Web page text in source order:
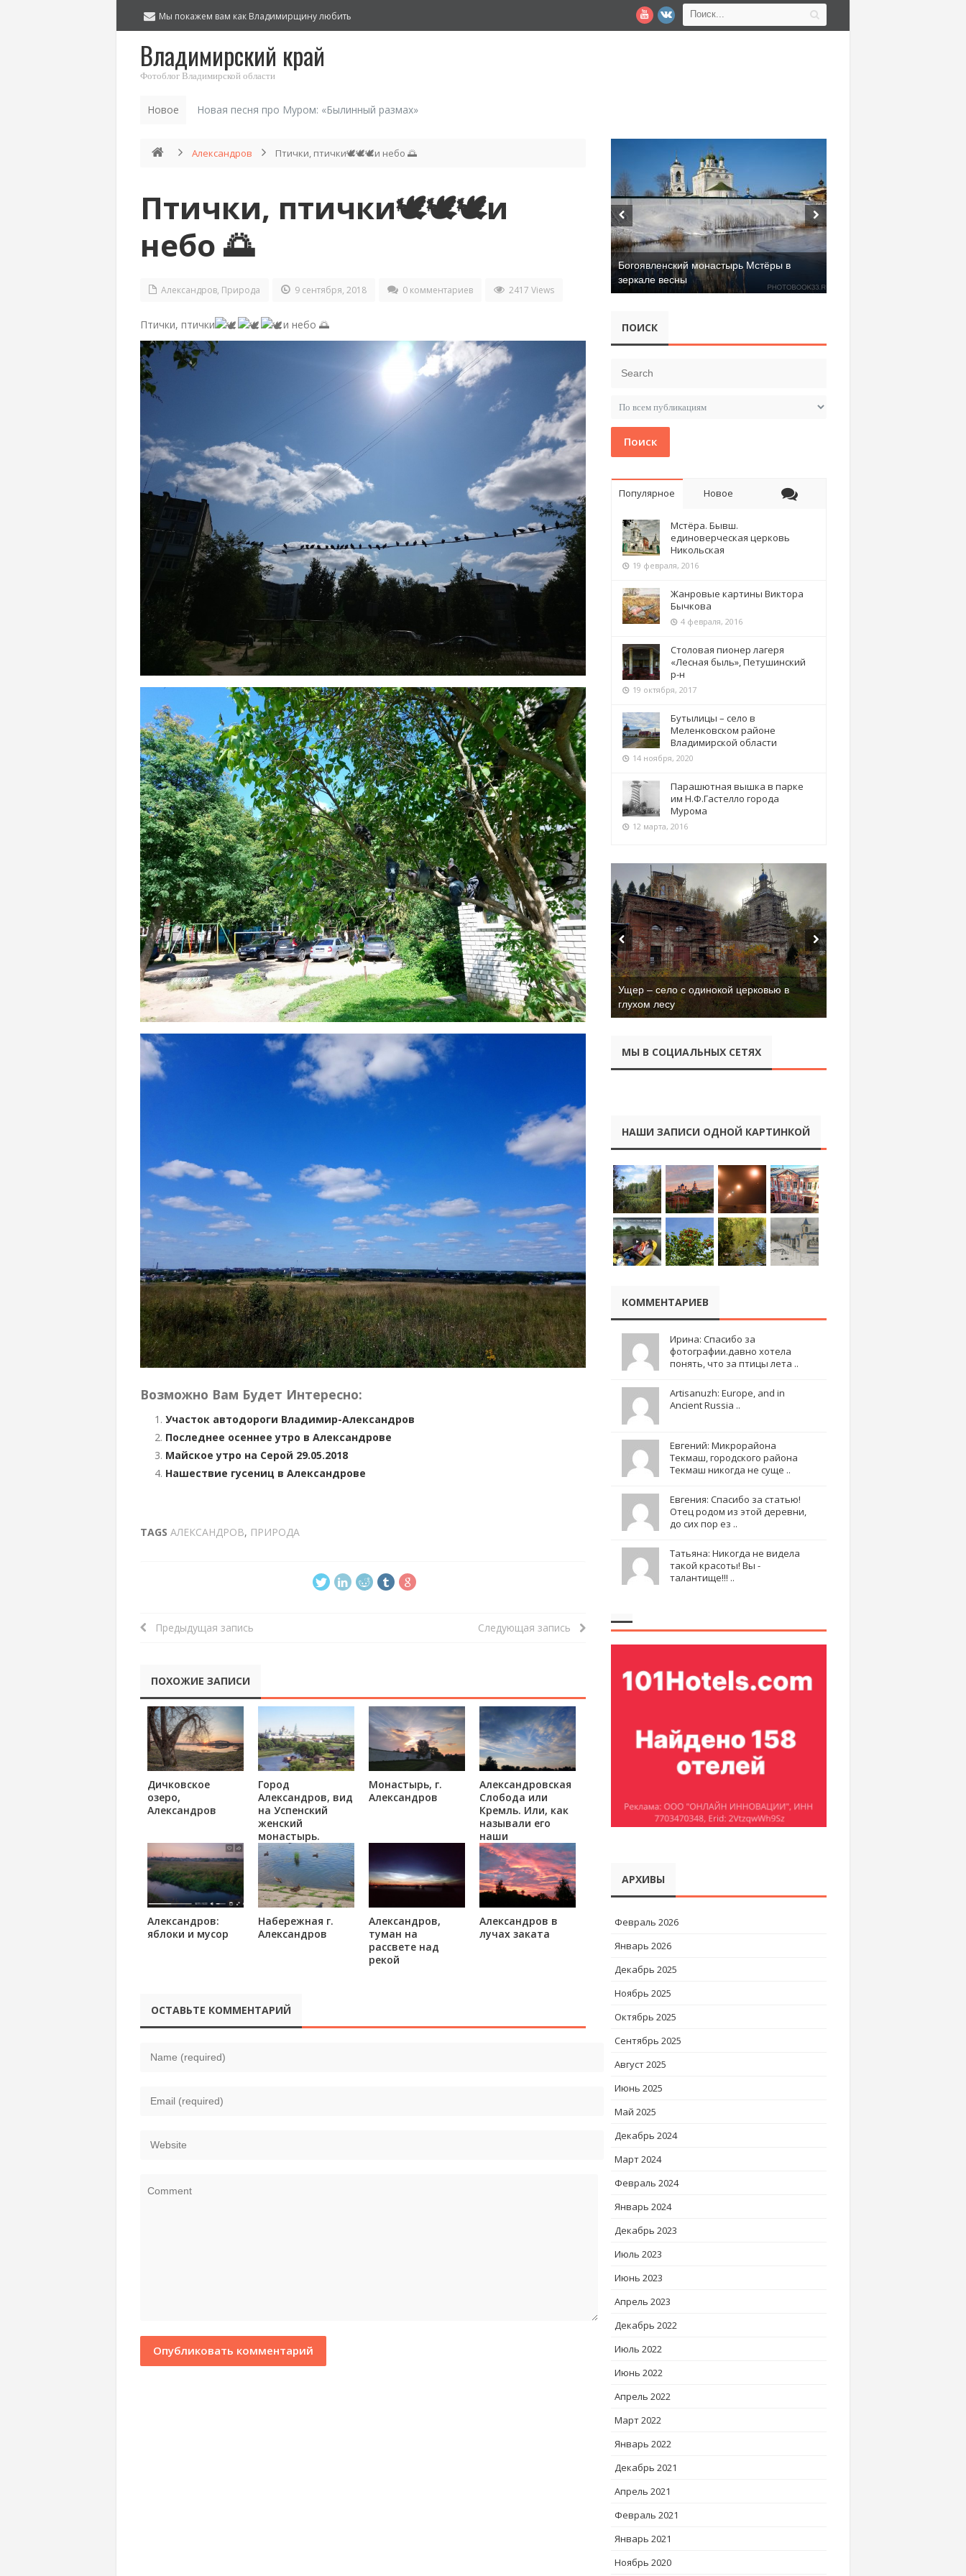
Мы покажем вам как Владимирщину любить
Владимирский край
Фотоблог Владимирской области
Новое Новая песня про Муром: «Былинный размах»
Александров Птички, птички🕊🕊🕊и небо 🌅
Птички, птички🕊🕊🕊и
небо 🌅
Александров, Природа 9 сентября, 2018 0 комментариев 2417 Views
Птички, птички и небо 🌅
Возможно Вам Будет Интересно:
Участок автодороги Владимир-Александров
Последнее осеннее утро в Александрове
Майское утро на Серой 29.05.2018
Нашествие гусениц в Александрове
TAGS АЛЕКСАНДРОВ, ПРИРОДА
Предыдущая запись Следующая запись
ПОХОЖИЕ ЗАПИСИ
Дичковское
озеро,
Александров
Город
Александров, вид
на Успенский
женский
монастырь.
Владимирская
губерния, 1911 г.
(фото С.М.
Прокудина-
Горского)
Монастырь, г.
Александров
Александровская
Слобода или
Кремль. Или, как
называли его
наши
деревенские
стлрожилы —
Ляксандров.
Александров:
яблоки и мусор
Набережная г.
Александров
Александров,
туман на
рассвете над
рекой
Александров в
лучах заката
ОСТАВЬТЕ КОММЕНТАРИЙ
Богоявленский монастырь Мстёры в
зеркале весны
ПОИСК
Поиск
Популярное Новое
Мстёра. Бывш.
единоверческая церковь
Никольская
19 февраля, 2016
Жанровые картины Виктора
Бычкова
4 февраля, 2016
Столовая пионер лагеря
«Лесная быль», Петушинский
р-н
19 октября, 2017
Бутылицы – село в
Меленковском районе
Владимирской области
14 ноября, 2020
Парашютная вышка в парке
им Н.Ф.Гастелло города
Мурома
12 марта, 2016
Ущер – село с одинокой церковью в
глухом лесу
МЫ В СОЦИАЛЬНЫХ СЕТЯХ
НАШИ ЗАПИСИ ОДНОЙ КАРТИНКОЙ
КОММЕНТАРИЕВ
Ирина: Спасибо за
фотографии.давно хотела
понять, что за птицы лета ..
Artisanuzh: Europe, and in
Ancient Russia ..
Евгений: Микрорайона
Текмаш, городского района
Текмаш никогда не суще ..
Евгения: Спасибо за статью!
Отец родом из этой деревни,
до сих пор ез ..
Татьяна: Никогда не видела
такой красоты! Вы -
талантище!!! ..
АРХИВЫ
Февраль 2026
Январь 2026
Декабрь 2025
Ноябрь 2025
Октябрь 2025
Сентябрь 2025
Август 2025
Июнь 2025
Май 2025
Декабрь 2024
Март 2024
Февраль 2024
Январь 2024
Декабрь 2023
Июль 2023
Июнь 2023
Апрель 2023
Декабрь 2022
Июль 2022
Июнь 2022
Апрель 2022
Март 2022
Январь 2022
Декабрь 2021
Апрель 2021
Февраль 2021
Январь 2021
Ноябрь 2020